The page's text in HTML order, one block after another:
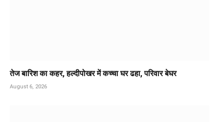
तेज बारिश का कहर, हल्दीपोखर में कच्चा घर ढहा, परिवार बेघर
August 6, 2026